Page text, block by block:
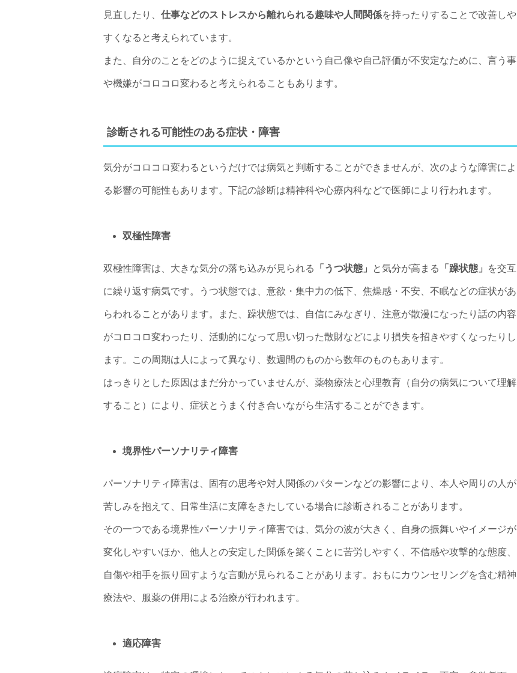
見直したり、 仕事などのストレスから離れられる趣味や人間関係を持ったりすることで改善しや
すくなると考えられています。
また、自分のことをどのように捉えているかという自己像や自己評価が不安定なために、言う事
や機嫌がコロコロ変わると考えられることもあります。
診断される可能性のある症状・障害
気分がコロコロ変わるというだけでは病気と判断することができませんが、次のような障害によ
る影響の可能性もあります。下記の診断は精神科や心療内科などで医師により行われます。
双極性障害
双極性障害は、大きな気分の落ち込みが見られる 「うつ状態」 と気分が高まる 「躁状態」 を交互
に繰り返す病気です。うつ状態では、意欲・集中力の低下、焦燥感・不安、不眠などの症状があ
らわれることがあります。また、躁状態では、自信にみなぎり、注意が散漫になったり話の内容
がコロコロ変わったり、活動的になって思い切った散財などにより損失を招きやすくなったりし
ます。この周期は人によって異なり、数週間のものから数年のものもあります。
はっきりとした原因はまだ分かっていませんが、薬物療法と心理教育（自分の病気について理解
すること）により、症状とうまく付き合いながら生活することができます。
境界性パーソナリティ障害
パーソナリティ障害は、固有の思考や対人関係のパターンなどの影響により、本人や周りの人が
苦しみを抱えて、日常生活に支障をきたしている場合に診断されることがあります。
その一つである境界性パーソナリティ障害では、気分の波が大きく、自身の振舞いやイメージが
変化しやすいほか、他人との安定した関係を築くことに苦労しやすく、不信感や攻撃的な態度、
自傷や相手を振り回すような言動が見られることがあります。おもにカウンセリングを含む精神
療法や、服薬の併用による治療が行われます。
適応障害